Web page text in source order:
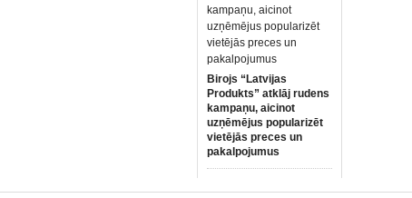
Birojs “Latvijas
Produkts” atklāj rudens
kampaņu, aicinot
uzņēmējus popularizēt
vietējās preces un
pakalpojumus